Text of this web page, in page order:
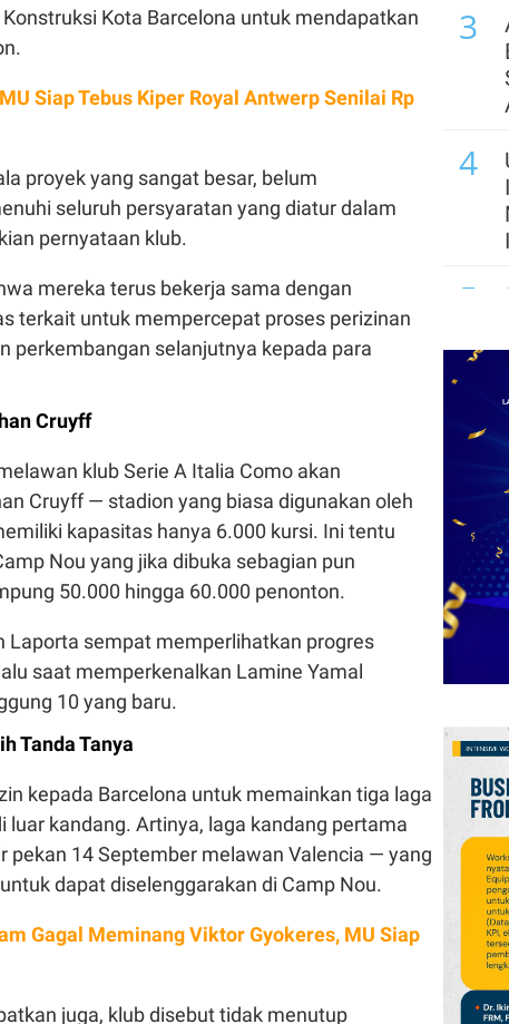
Kota Barcelona untuk mendapatkan
Siap Tebus Kiper Royal Antwerp Senilai Rp
proyek yang sangat besar, belum
seluruh persyaratan yang diatur dalam
pernyataan klub.
mereka terus bekerja sama dengan
terkait untuk mempercepat proses perizinan
perkembangan selanjutnya kepada para
Cruyff
klub Serie A Italia Como akan
Cruyff — stadion yang biasa digunakan oleh
kapasitas hanya 6.000 kursi. Ini tentu
Nou yang jika dibuka sebagian pun
50.000 hingga 60.000 penonton.
Laporta sempat memperlihatkan progres
saat memperkenalkan Lamine Yamal
10 yang baru.
Tanda Tanya
kepada Barcelona untuk memainkan tiga laga
kandang. Artinya, laga kandang pertama
pekan 14 September melawan Valencia — yang
dapat diselenggarakan di Camp Nou.
Gagal Meminang Viktor Gyokeres, MU Siap
juga, klub disebut tidak menutup
3
4
5
6
7
8